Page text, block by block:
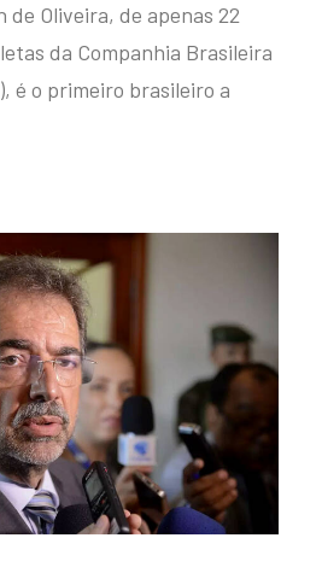
de Oliveira, de apenas 22
da Companhia Brasileira
é o primeiro brasileiro a